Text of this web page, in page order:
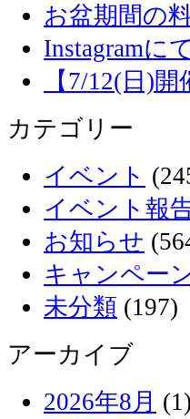
お盆期間の
Instagramに
【7/12(日)
カテゴリー
イベント
イベント報
お知らせ
キャンペー
未分類 (197)
アーカイブ
2026年8月 (1)